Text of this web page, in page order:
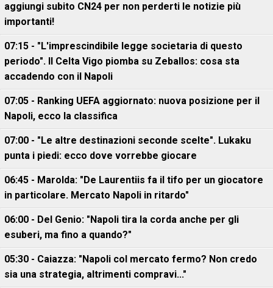
aggiungi subito CN24 per non perderti le notizie più
importanti!
07:15 - "L'imprescindibile legge societaria di questo
periodo". Il Celta Vigo piomba su Zeballos: cosa sta
accadendo con il Napoli
07:05 - Ranking UEFA aggiornato: nuova posizione per il
Napoli, ecco la classifica
07:00 - "Le altre destinazioni seconde scelte". Lukaku
punta i piedi: ecco dove vorrebbe giocare
06:45 - Marolda: "De Laurentiis fa il tifo per un giocatore
in particolare. Mercato Napoli in ritardo"
06:00 - Del Genio: "Napoli tira la corda anche per gli
esuberi, ma fino a quando?"
05:30 - Caiazza: "Napoli col mercato fermo? Non credo
sia una strategia, altrimenti compravi..."